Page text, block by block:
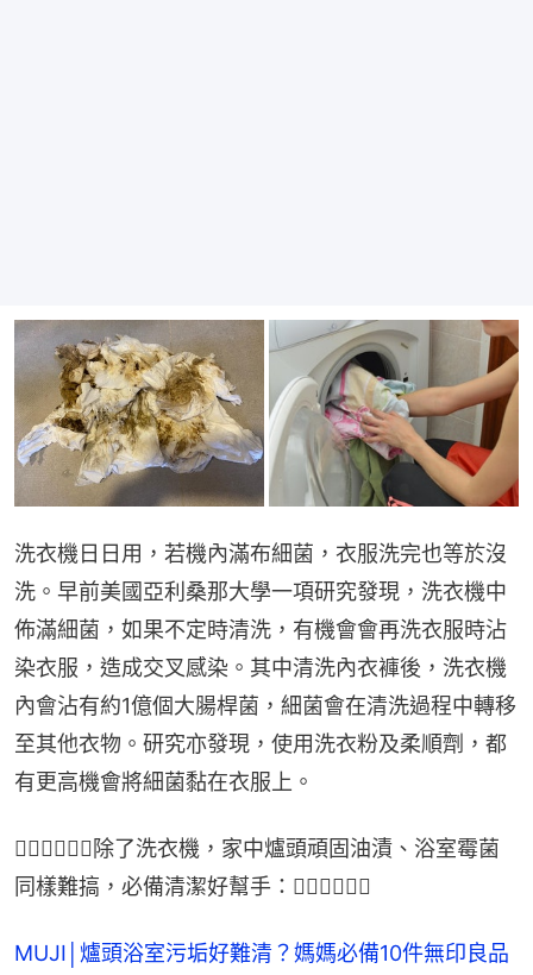
洗衣機日日用，若機內滿布細菌，衣服洗完也等於沒
洗。早前美國亞利桑那大學一項研究發現，洗衣機中
佈滿細菌，如果不定時清洗，有機會會再洗衣服時沾
染衣服，造成交叉感染。其中清洗內衣褲後，洗衣機
內會沾有約1億個大腸桿菌，細菌會在清洗過程中轉移
至其他衣物。研究亦發現，使用洗衣粉及柔順劑，都
有更高機會將細菌黏在衣服上。
👇🏻👇🏻👇🏻除了洗衣機，家中爐頭頑固油漬、浴室霉菌
同樣難搞，必備清潔好幫手：👇🏻👇🏻👇🏻
MUJI│爐頭浴室污垢好難清？媽媽必備10件無印良品